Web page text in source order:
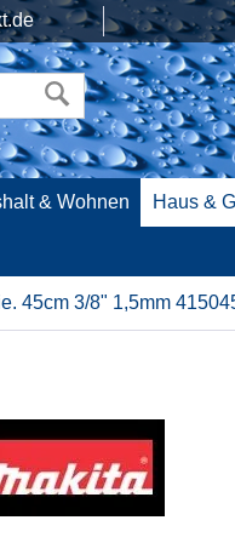
& Wohnen Haus &
45cm 3/8" 1,5mm